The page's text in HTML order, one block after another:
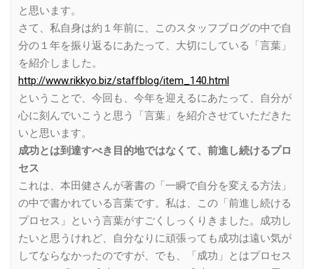
と思います。
さて、私自身は約１年前に、このスタッフブログの中で自
分の１年を振り返るにあたって、大切にしている「言葉」
を紹介しました。
http://www.rikkyo.biz/staffblog/item_140.html
ということで、今回も、今年を迎えるにあたって、自分が
心に刻んでいこうと思う「言葉」を紹介させていただきた
いと思います。
成功とは到達すべき目的地ではなくて、前進し続けるプロ
セス
これは、本田健さんが著書の「一瞬で自分を変える方法」
の中で書かれている言葉です。私は、この「前進し続ける
プロセス」という言葉がすごくしっくりきました。成功し
たいと思うけれど、自分なりに頑張っても成功は遠い気が
してならなかったのですが、でも、「成功」とはプロセス